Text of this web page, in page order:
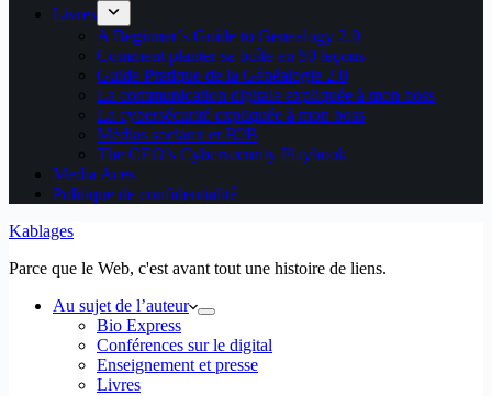
Livres
A Beginner’s Guide to Genealogy 2.0
Comment planter sa boîte en 50 leçons
Guide Pratique de la Généalogie 2.0
La communication digitale expliquée à mon boss
La cybersécurité expliquée à mon boss
Médias sociaux et B2B
The CEO’s Cybersecurity Playbook
Media Aces
Politique de confidentialité
Kablages
Parce que le Web, c'est avant tout une histoire de liens.
Au sujet de l’auteur
Bio Express
Conférences sur le digital
Enseignement et presse
Livres